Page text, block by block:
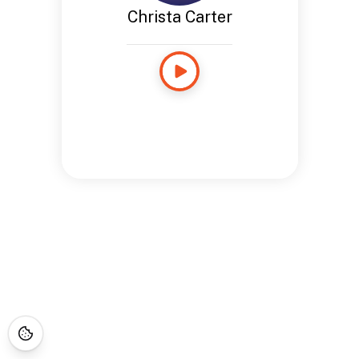
Christa Carter